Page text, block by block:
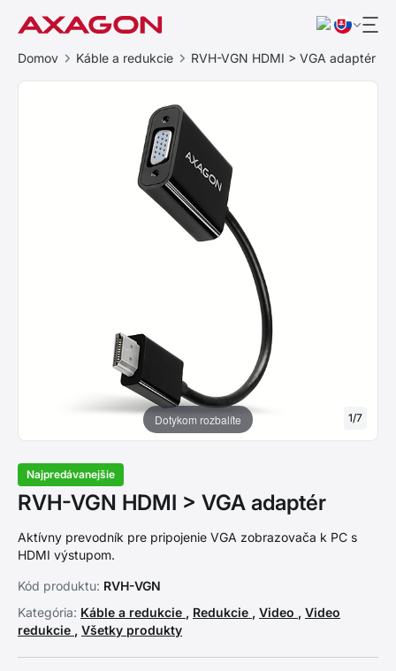
Domov Káble a redukcie RVH-VGN HDMI > VGA adaptér
Dotykom rozbalíte 1/7
Najpredávanejšie
RVH-VGN HDMI > VGA adaptér
Aktívny prevodník pre pripojenie VGA zobrazovača k PC s
HDMI výstupom.
Kód produktu: RVH-VGN
Kategória: Káble a redukcie , Redukcie , Video , Video
redukcie , Všetky produkty